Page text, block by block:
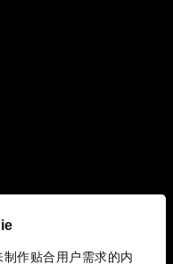
作贴合用户需求的内